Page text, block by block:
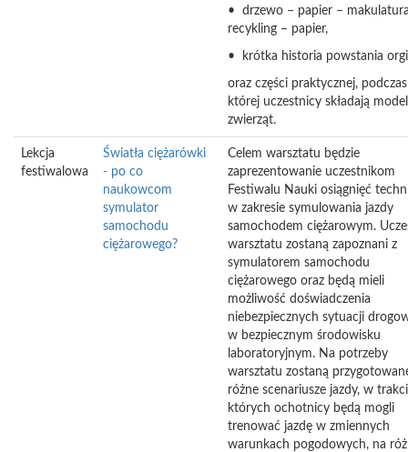
• drzewo – papier –
recykling – papier,
• krótka historia powstania
oraz części praktycznej, podczas
której uczestnicy składają
zwierząt.
Lekcja
festiwalowa
Światła ciężarówki
- po co
naukowcom
symulator
samochodu
ciężarowego?
Celem warsztatu będzie
zaprezentowanie uczestnikom
Festiwalu Nauki osiągnięć
w zakresie symulowania jazdy
samochodem ciężarowym.
warsztatu zostaną zapoznani z
symulatorem samochodu
ciężarowego oraz będą mieli
możliwość doświadczenia
niebezpiecznych sytuacji
w bezpiecznym środowisku
laboratoryjnym. Na potrzeby
warsztatu zostaną
różne scenariusze jazdy, w
których ochotnicy będą mogli
trenować jazdę w zmiennych
warunkach pogodowych, na